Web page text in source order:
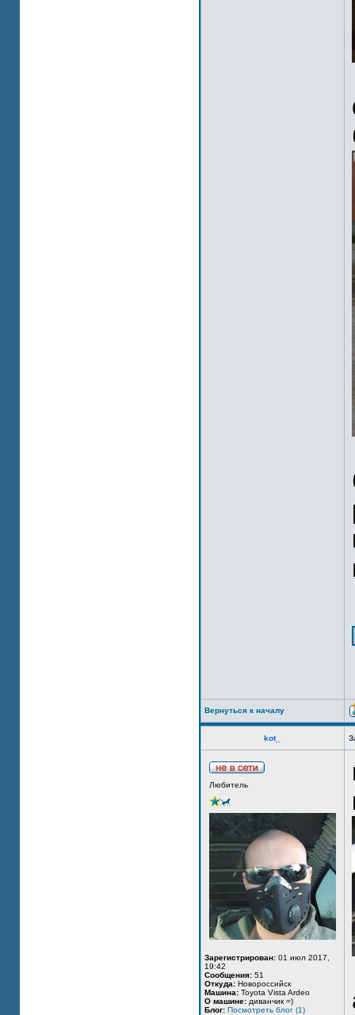
Вернуться к началу
kot_
Любитель
Зарегистрирован: 01 июл 2017,
19:42
Сообщения: 51
Откуда: Новороссийск
Машина: Toyota Vista Ardeo
О машине: диванчик =)
Блог: Посмотреть блог (1)